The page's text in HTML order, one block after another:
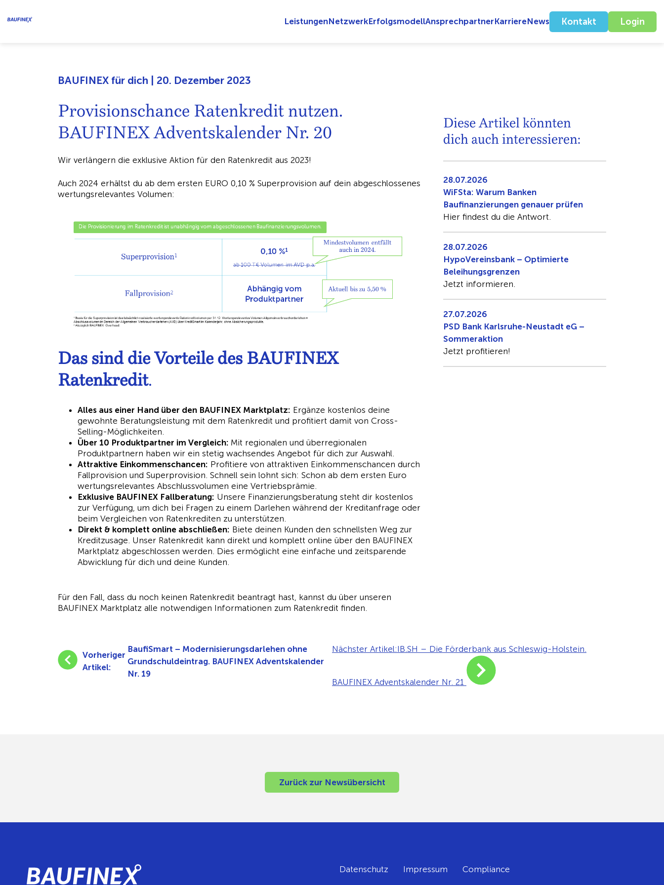
LeistungenNetzwerkErfolgsmodellAnsprechpartnerKarriereNews Kontakt Login
BAUFINEX für dich | 20. Dezember 2023
Provisionschance Ratenkredit nutzen.
BAUFINEX Adventskalender Nr. 20
Wir verlängern die exklusive Aktion für den Ratenkredit aus 2023!
Auch 2024 erhältst du ab dem ersten EURO 0,10 % Superprovision auf dein abgeschlossenes
wertungsrelevantes Volumen:
Das sind die Vorteile des BAUFINEX
Ratenkredit.
Alles aus einer Hand über den BAUFINEX Marktplatz: Ergänze kostenlos deine
gewohnte Beratungsleistung mit dem Ratenkredit und profitiert damit von Cross-
Selling-Möglichkeiten.
Über 10 Produktpartner im Vergleich: Mit regionalen und überregionalen
Produktpartnern haben wir ein stetig wachsendes Angebot für dich zur Auswahl.
Attraktive Einkommenschancen: Profitiere von attraktiven Einkommenschancen durch
Fallprovision und Superprovision. Schnell sein lohnt sich: Schon ab dem ersten Euro
wertungsrelevantes Abschlussvolumen eine Vertriebsprämie.
Exklusive BAUFINEX Fallberatung: Unsere Finanzierungsberatung steht dir kostenlos
zur Verfügung, um dich bei Fragen zu einem Darlehen während der Kreditanfrage oder
beim Vergleichen von Ratenkrediten zu unterstützen.
Direkt & komplett online abschließen: Biete deinen Kunden den schnellsten Weg zur
Kreditzusage. Unser Ratenkredit kann direkt und komplett online über den BAUFINEX
Marktplatz abgeschlossen werden. Dies ermöglicht eine einfache und zeitsparende
Abwicklung für dich und deine Kunden.
Für den Fall, dass du noch keinen Ratenkredit beantragt hast, kannst du über unseren
BAUFINEX Marktplatz alle notwendigen Informationen zum Ratenkredit finden.
Diese Artikel könnten
dich auch interessieren:
28.07.2026
WiFSta: Warum Banken
Baufinanzierungen genauer prüfen
Hier findest du die Antwort.
28.07.2026
HypoVereinsbank – Optimierte
Beleihungsgrenzen
Jetzt informieren.
27.07.2026
PSD Bank Karlsruhe-Neustadt eG –
Sommeraktion
Jetzt profitieren!
Vorheriger
Artikel:
BaufiSmart – Modernisierungsdarlehen ohne
Grundschuldeintrag. BAUFINEX Adventskalender
Nr. 19
Nächster Artikel:IB.SH – Die Förderbank aus Schleswig-Holstein.
BAUFINEX Adventskalender Nr. 21
Zurück zur Newsübersicht
Datenschutz Impressum Compliance